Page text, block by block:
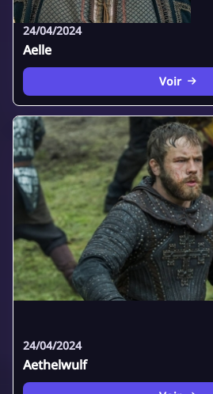
24/04/2024
Aelle
Voir
24/04/2024
Aethelwulf